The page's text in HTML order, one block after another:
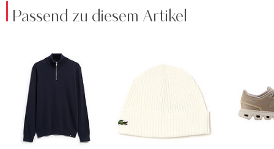
Passend zu diesem Artikel